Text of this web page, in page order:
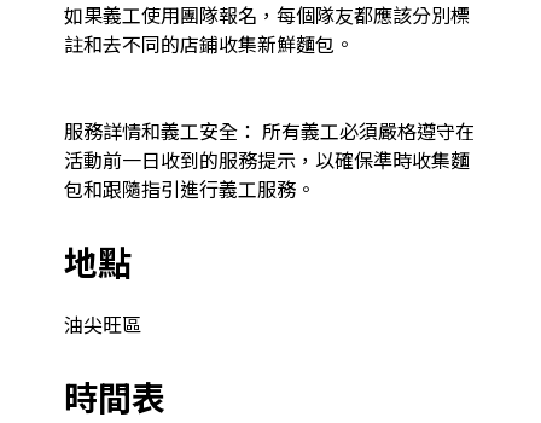
如果義工使用團隊報名，每個隊友都應該分別標
註和去不同的店鋪收集新鮮麵包。
服務詳情和義工安全： 所有義工必須嚴格遵守在
活動前一日收到的服務提示，以確保準時收集麵
包和跟隨指引進行義工服務。
地點
油尖旺區
時間表